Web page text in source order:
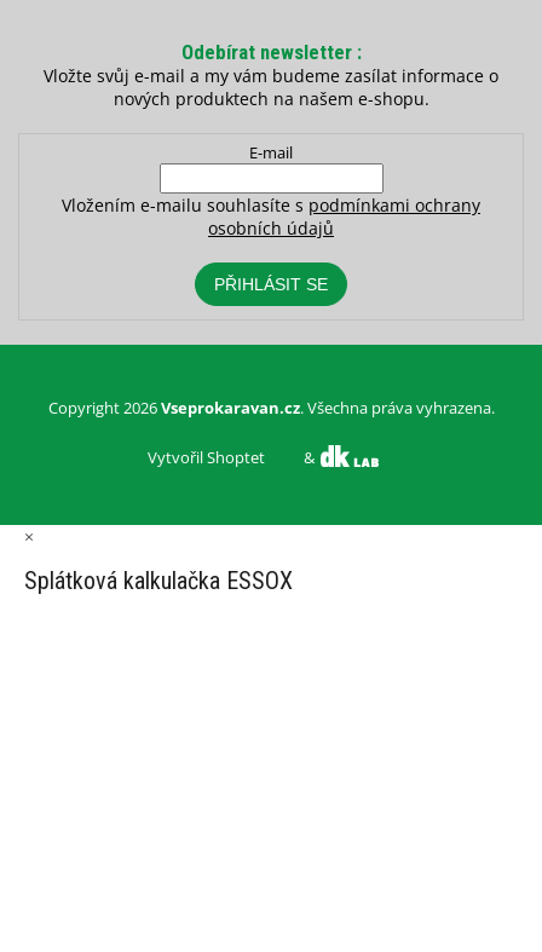
Odebírat newsletter
Vložte svůj e-mail a my vám budeme zasílat informace o
nových produktech na našem e-shopu.
E-mail
Vložením e-mailu souhlasíte s podmínkami ochrany
osobních údajů
PŘIHLÁSIT SE
Vytvořil Shoptet &
Copyright 2026Vseprokaravan.cz. Všechna práva vyhrazena.
×
Splátková kalkulačka ESSOX